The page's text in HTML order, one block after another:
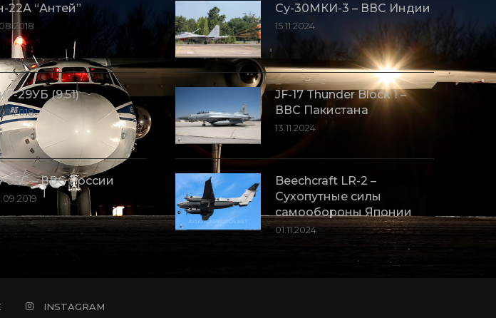
22А “Антей”
29УБ (9.51)
35С – ВВС России
Су-30МКИ-3 – ВВС Индии
15.11.2024
JF-17 Thunder Block 1 –
ВВС Пакистана
13.11.2024
Beechcraft LR-2 –
Сухопутные силы
самообороны Японии
01.11.2024
INSTAGRAM